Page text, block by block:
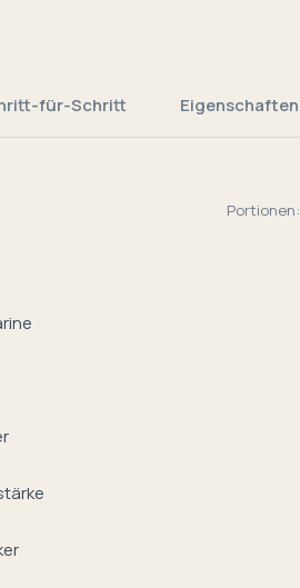
für-Schritt Eigenschaften
Portionen: